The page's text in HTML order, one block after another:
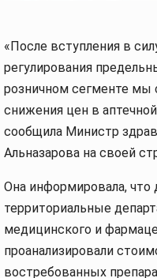
«После вступления в
регулирования
розничном сегменте мы
снижения цен в
сообщила Министр
Альназарова на своей
Она информировала, что
территориальные
медицинского и
проанализировали
востребованных